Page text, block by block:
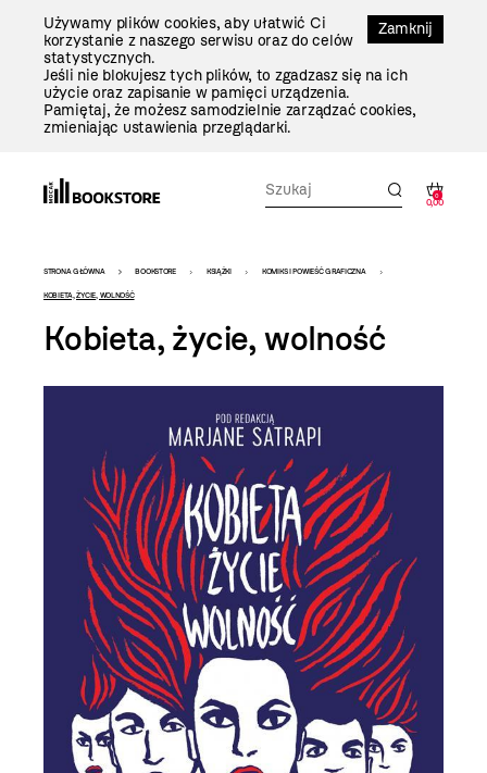
Zamknij
Używamy plików cookies, aby ułatwić Ci
korzystanie z naszego serwisu oraz do celów
statystycznych.
Jeśli nie blokujesz tych plików, to zgadzasz się na ich
użycie oraz zapisanie w pamięci urządzenia.
Pamiętaj, że możesz samodzielnie zarządzać cookies,
zmieniając ustawienia przeglądarki.
0
0,00
Bookstore
-
szablon
STRONA GŁÓWNA BOOKSTORE KSIĄŻKI KOMIKS I POWIEŚĆ GRAFICZNA
KOBIETA, ŻYCIE, WOLNOŚĆ
Kobieta, życie, wolność